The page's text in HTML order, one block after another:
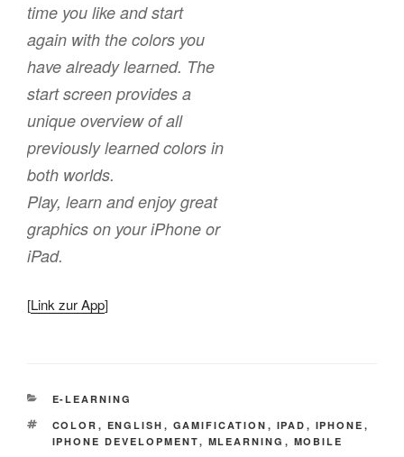
time you like and start
again with the colors you
have already learned. The
start screen provides a
unique overview of all
previously learned colors in
both worlds.
Play, learn and enjoy great
graphics on your iPhone or
iPad.
[Link zur App]
KATEGORIEN
E-LEARNING
SCHLAGWÖRTER
COLOR , ENGLISH , GAMIFICATION , IPAD , IPHONE ,
IPHONE DEVELOPMENT, MLEARNING , MOBILE